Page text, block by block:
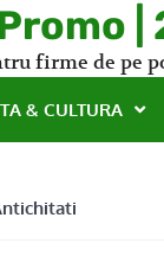
|
firme de pe
& CULTURA